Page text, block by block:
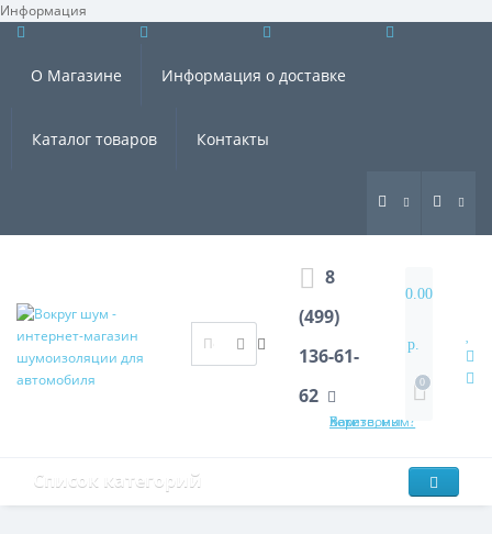
Информация ×
О Магазине Информация о доставке
Каталог товаров Контакты
8
(499)
136-61-
62
Хотите, мы Вам перезвоним?
0.00
р.
0
Список категорий